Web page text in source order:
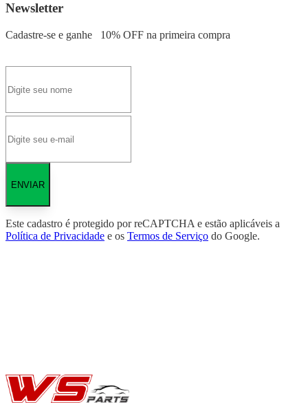
Newsletter
Cadastre-se e ganhe 10% OFF na primeira compra
ENVIAR
Este cadastro é protegido por reCAPTCHA e estão aplicáveis a
Política de Privacidade e os Termos de Serviço do Google.